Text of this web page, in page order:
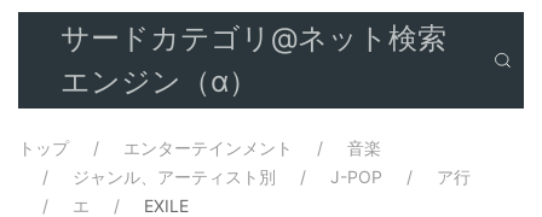
サードカテゴリ@ネット検索
エンジン（α）
トップ エンターテインメント
音楽
ジャンル、アーティスト別
J-POP
ア行
エ
EXILE